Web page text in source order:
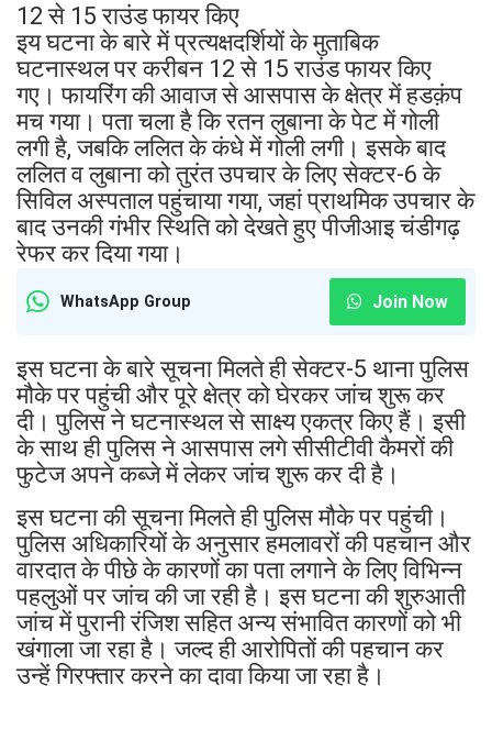
12 से 15 राउंड फायर किए
इय घटना के बारे में प्रत्यक्षदर्शियों के मुताबिक
घटनास्थल पर करीबन 12 से 15 राउंड फायर किए
गए। फायरिंग की आवाज से आसपास के क्षेत्र में हडक़ंप
मच गया। पता चला है कि रतन लुबाना के पेट में गोली
लगी है, जबकि ललित के कंधे में गोली लगी। इसके बाद
ललित व लुबाना को तुरंत उपचार के लिए सेक्टर-6 के
सिविल अस्पताल पहुंचाया गया, जहां प्राथमिक उपचार के
बाद उनकी गंभीर स्थिति को देखते हुए पीजीआइ चंडीगढ़
रेफर कर दिया गया।
WhatsApp Group Join Now
इस घटना के बारे सूचना मिलते ही सेक्टर-5 थाना पुलिस
मौके पर पहुंची और पूरे क्षेत्र को घेरकर जांच शुरू कर
दी। पुलिस ने घटनास्थल से साक्ष्य एकत्र किए हैं। इसी
के साथ ही पुलिस ने आसपास लगे सीसीटीवी कैमरों की
फुटेज अपने कब्जे में लेकर जांच शुरू कर दी है।
इस घटना की सूचना मिलते ही पुलिस मौके पर पहुंची।
पुलिस अधिकारियों के अनुसार हमलावरों की पहचान और
वारदात के पीछे के कारणों का पता लगाने के लिए विभिन्न
पहलुओं पर जांच की जा रही है। इस घटना की शुरुआती
जांच में पुरानी रंजिश सहित अन्य संभावित कारणों को भी
खंगाला जा रहा है। जल्द ही आरोपितों की पहचान कर
उन्हें गिरफ्तार करने का दावा किया जा रहा है।